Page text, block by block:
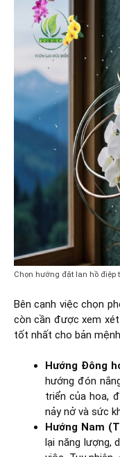
Chọn hướng đặt lan hồ điệp
Bên cạnh việc chọn
còn cần được xem
tốt nhất cho bản
Hướng Đông
hướng đón
triển của hoa,
nảy nở và sức
Hướng Nam
lại năng lượng,